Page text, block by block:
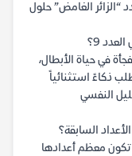
“الزائر الغامض” حلول
9؟
في حياة الأبطال،
ذكاءً استثنائياً
النفسي
السابقة؟
سلسلة كوكتيل 2000 بحيث تكون معظم أعدادها